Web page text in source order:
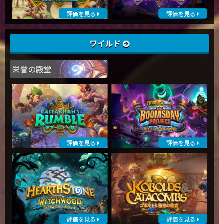
評価を見る 評価を見る
ワイルド
栄誉の殿堂
評価を見る 評価を見る
評価を見る 評価を見る